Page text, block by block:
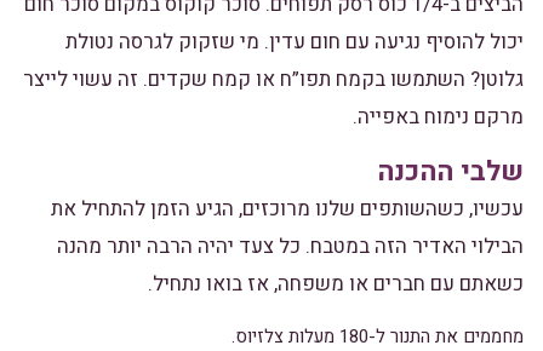
יכול להוסיף נגיעה עם חום עדין. מי שזקוק לגרסה נטולת
גלוטן? השתמשו בקמח תפו”ח או קמח שקדים. זה עשוי לייצר
מרקם נימוח באפייה.
שלבי ההכנה
עכשיו, כשהשותפים שלנו מרוכזים, הגיע הזמן להתחיל את
הבילוי האדיר הזה במטבח. כל צעד יהיה הרבה יותר מהנה
כשאתם עם חברים או משפחה, אז בואו נתחיל.
מחממים את התנור ל-180 מעלות צלזיוס.